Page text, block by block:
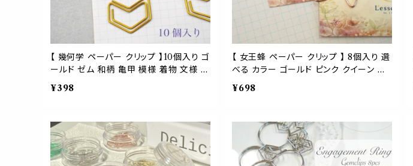
【 幾何学 ペーパー クリップ 】10個入り ゴ
ールド ゼム 和柄 亀甲 模様 着物 文様 縁
起 文房具 アイテム オフィス シンボル 図
絵 形 ハート ステーショナリー 伝統 古風
¥398
【 女王蜂 ペーパー クリップ 】 8個入り 選
べる カラー ゴールド ピンク クイーン ビ
ー 春 花 ラッピング ブーケ 花束 メッセー
ジ カード 装飾 ギフト ゼム ガーデン ショ
モチーフ バインダー 本 手帳 メモ
¥698